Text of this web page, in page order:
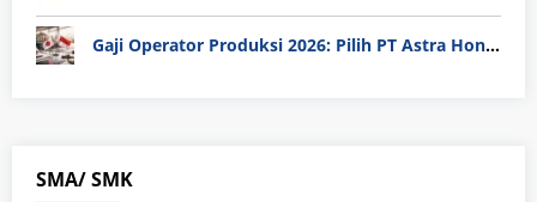
Gaji Operator Produksi 2026: Pilih PT Astra Honda Motor (AHM) atau Manufaktur di Jepang?
SMA/ SMK